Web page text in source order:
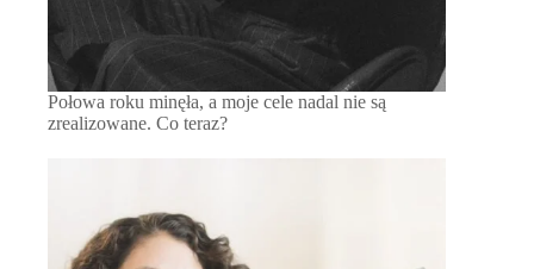
Połowa roku minęła, a moje cele nadal nie są
zrealizowane. Co teraz?